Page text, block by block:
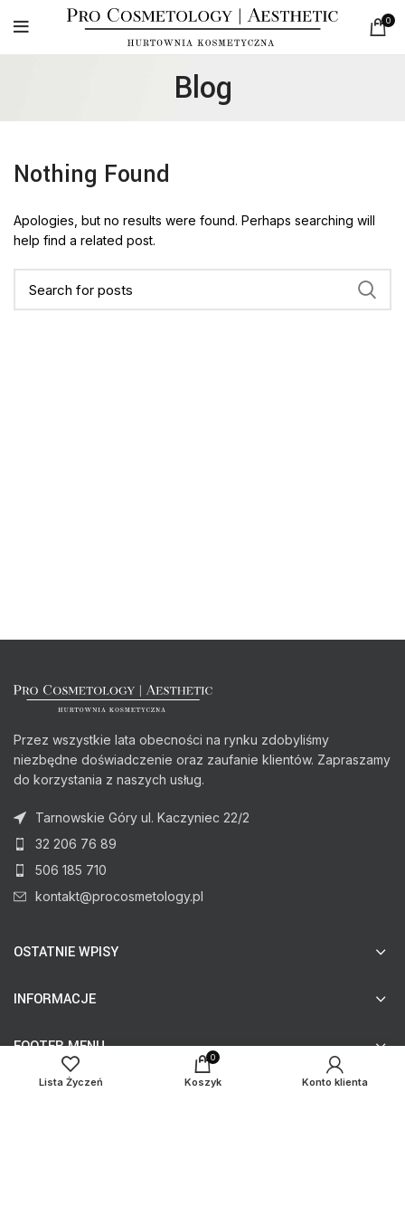
0
Blog
Nothing Found
Apologies, but no results were found. Perhaps searching will
help find a related post.
Przez wszystkie lata obecności na rynku zdobyliśmy
niezbędne doświadczenie oraz zaufanie klientów. Zapraszamy
do korzystania z naszych usług.
Tarnowskie Góry ul. Kaczyniec 22/2
32 206 76 89
506 185 710
kontakt@procosmetology.pl
OSTATNIE WPISY
INFORMACJE
FOOTER MENU
Lista Życzeń
0
Koszyk Konto klienta